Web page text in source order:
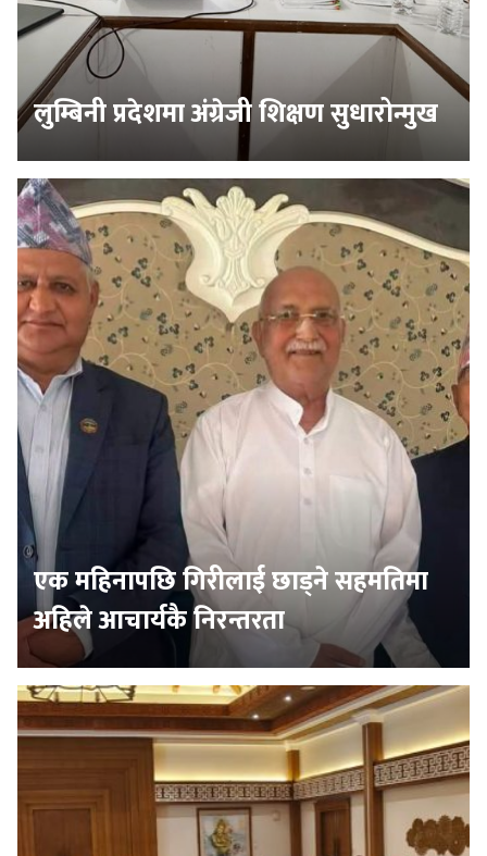
लुम्बिनी प्रदेशमा अंग्रेजी शिक्षण सुधारोन्मुख
एक महिनापछि गिरीलाई छाड्ने सहमतिमा
अहिले आचार्यकै निरन्तरता